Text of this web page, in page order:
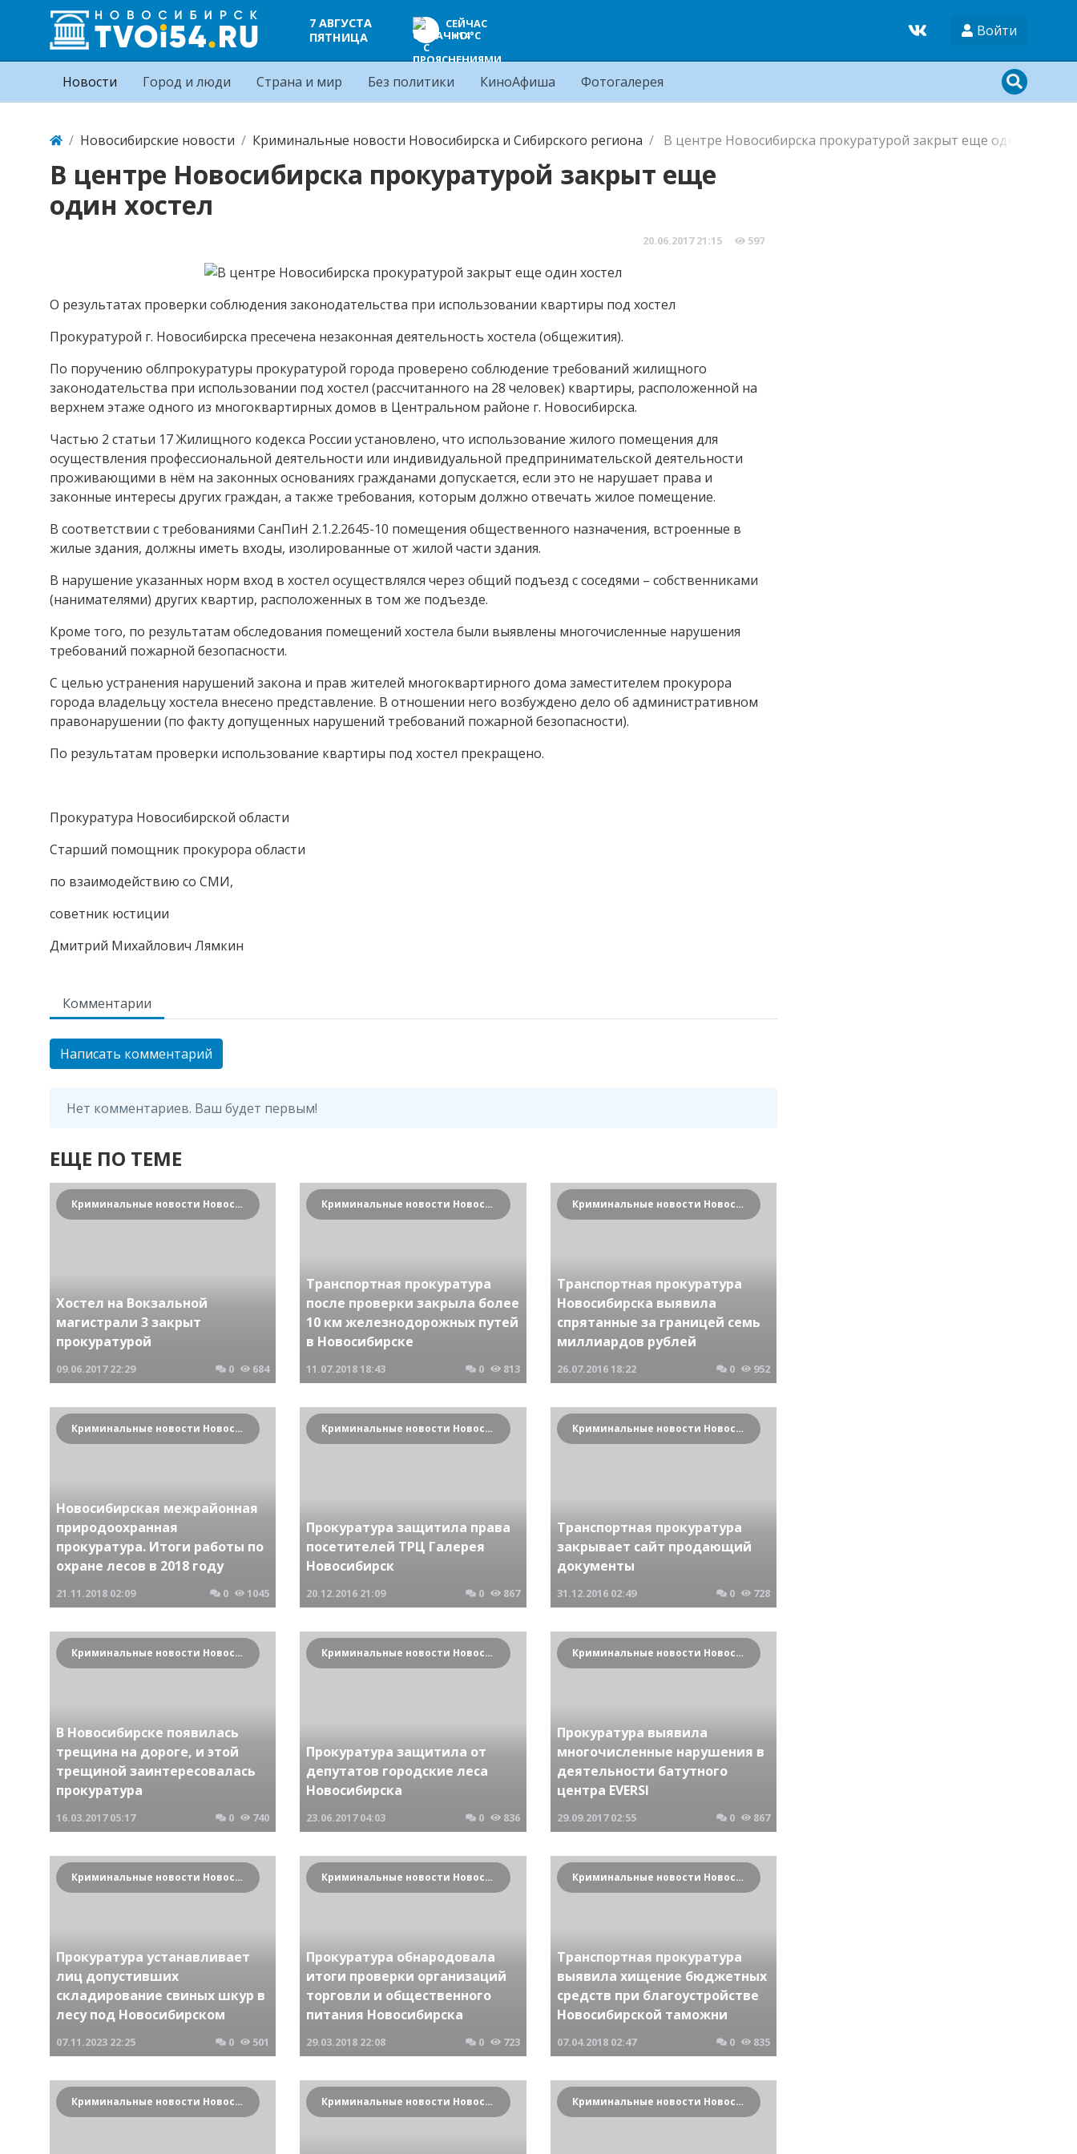
7 АВГУСТА
ПЯТНИЦА
СЕЙЧАС
+14°C
Войти
Новости Город и люди Страна и мир Без политики КиноАфиша Фотогалерея
Новосибирские новости Криминальные новости Новосибирска и Сибирского региона В центре Новосибирска прокуратурой закрыт еще один хостел
В центре Новосибирска прокуратурой закрыт еще
один хостел
20.06.2017 21:15 597
О результатах проверки соблюдения законодательства при использовании квартиры под хостел
Прокуратурой г. Новосибирска пресечена незаконная деятельность хостела (общежития).
По поручению облпрокуратуры прокуратурой города проверено соблюдение требований жилищного
законодательства при использовании под хостел (рассчитанного на 28 человек) квартиры, расположенной на
верхнем этаже одного из многоквартирных домов в Центральном районе г. Новосибирска.
Частью 2 статьи 17 Жилищного кодекса России установлено, что использование жилого помещения для
осуществления профессиональной деятельности или индивидуальной предпринимательской деятельности
проживающими в нём на законных основаниях гражданами допускается, если это не нарушает права и
законные интересы других граждан, а также требования, которым должно отвечать жилое помещение.
В соответствии с требованиями СанПиН 2.1.2.2645-10 помещения общественного назначения, встроенные в
жилые здания, должны иметь входы, изолированные от жилой части здания.
В нарушение указанных норм вход в хостел осуществлялся через общий подъезд с соседями – собственниками
(нанимателями) других квартир, расположенных в том же подъезде.
Кроме того, по результатам обследования помещений хостела были выявлены многочисленные нарушения
требований пожарной безопасности.
С целью устранения нарушений закона и прав жителей многоквартирного дома заместителем прокурора
города владельцу хостела внесено представление. В отношении него возбуждено дело об административном
правонарушении (по факту допущенных нарушений требований пожарной безопасности).
По результатам проверки использование квартиры под хостел прекращено.
Прокуратура Новосибирской области
Старший помощник прокурора области
по взаимодействию со СМИ,
советник юстиции
Дмитрий Михайлович Лямкин
Комментарии
Написать комментарий
Нет комментариев. Ваш будет первым!
ЕЩЕ ПО ТЕМЕ
Криминальные новости Новосибирска и Сибирского региона
Хостел на Вокзальной
магистрали 3 закрыт
прокуратурой
09.06.2017 22:29 0 684
Криминальные новости Новосибирска и Сибирского региона
Транспортная прокуратура
после проверки закрыла более
10 км железнодорожных путей
в Новосибирске
11.07.201818:43 0 813
Криминальные новости Новосибирска и Сибирского региона
Транспортная прокуратура
Новосибирска выявила
спрятанные за границей семь
миллиардов рублей
26.07.201618:22 0 952
Криминальные новости Новосибирска и Сибирского региона
Новосибирская межрайонная
природоохранная
прокуратура. Итоги работы по
охране лесов в 2018 году
21.11.2018 02:09 0 1045
Криминальные новости Новосибирска и Сибирского региона
Прокуратура защитила права
посетителей ТРЦ Галерея
Новосибирск
20.12.2016 21:09 0 867
Криминальные новости Новосибирска и Сибирского региона
Транспортная прокуратура
закрывает сайт продающий
документы
31.12.2016 02:49 0 728
Криминальные новости Новосибирска и Сибирского региона
В Новосибирске появилась
трещина на дороге, и этой
трещиной заинтересовалась
прокуратура
16.03.2017 05:17 0 740
Криминальные новости Новосибирска и Сибирского региона
Прокуратура защитила от
депутатов городские леса
Новосибирска
23.06.201704:03 0 836
Криминальные новости Новосибирска и Сибирского региона
Прокуратура выявила
многочисленные нарушения в
деятельности батутного
центра EVERSI
29.09.2017 02:55 0 867
Криминальные новости Новосибирска и Сибирского региона
Прокуратура устанавливает
лиц допустивших
складирование свиных шкур в
лесу под Новосибирском
07.11.2023 22:25 0 501
Криминальные новости Новосибирска и Сибирского региона
Прокуратура обнародовала
итоги проверки организаций
торговли и общественного
питания Новосибирска
29.03.2018 22:08 0 723
Криминальные новости Новосибирска и Сибирского региона
Транспортная прокуратура
выявила хищение бюджетных
средств при благоустройстве
Новосибирской таможни
07.04.2018 02:47 0 835
Криминальные новости Новосибирска и Сибирского региона Криминальные новости Новосибирска и Сибирского региона Криминальные новости Новосибирска и Сибирского региона